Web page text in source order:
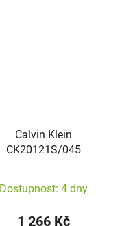
Calvin Klein
CK20121S/045
Dostupnost: 4 dny
1 266 Kč